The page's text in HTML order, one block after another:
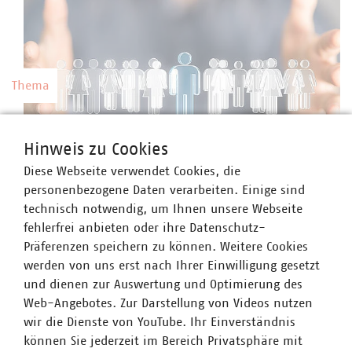
Thema
Kommunale Unternehmen arbeiten hoch
professionell, sind innovativ, zahlen nach Tarif
und bieten gute Weiterbildungsmöglichkeiten
sowie berufliche Perspektiven.
Thema
Hinweis zu Cookies
Diese Webseite verwendet Cookies, die
personenbezogene Daten verarbeiten. Einige sind
technisch notwendig, um Ihnen unsere Webseite
fehlerfrei anbieten oder ihre Datenschutz-
Präferenzen speichern zu können. Weitere Cookies
werden von uns erst nach Ihrer Einwilligung gesetzt
und dienen zur Auswertung und Optimierung des
Web-Angebotes. Zur Darstellung von Videos nutzen
wir die Dienste von YouTube. Ihr Einverständnis
können Sie jederzeit im Bereich Privatsphäre mit